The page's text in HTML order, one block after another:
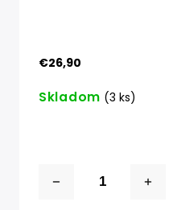
€26,90
Skladom (3 ks)